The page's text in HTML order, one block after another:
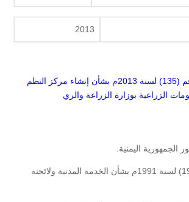
2013
بشأن
إنشاء مركز النظم
الزراعية بوزارة الزراعة والري
الجمهورية اليمنية.
وعلى القانون رقم (19) لسنة 1991م بشأن الخدمة المدنية ولائحته